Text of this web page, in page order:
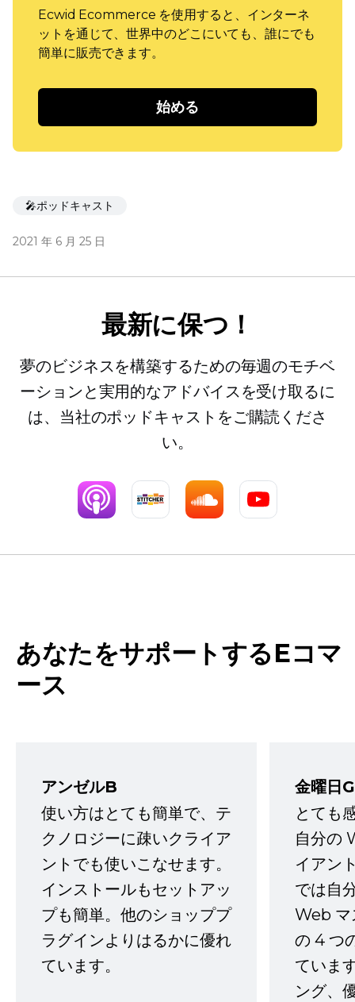
Ecwid Ecommerce を使用すると、インターネ
ットを通じて、世界中のどこにいても、誰にでも
簡単に販売できます。
始める
🎤ポッドキャスト
2021 年 6 月 25 日
最新に保つ！
夢のビジネスを構築するための毎週のモチベ
ーションと実用的なアドバイスを受け取るに
は、当社のポッドキャストをご購読くださ
い。
あなたをサポートするEコマ
ース
アンゼルB
使い方はとても簡単で、テ
クノロジーに疎いクライア
ントでも使いこなせます。
インストールもセットアッ
プも簡単。他のショッププ
ラグインよりはるかに優れ
ています。
金曜日G
とても
自分の
イアン
では自
Web マ
の 4 つ
ていま
ング、